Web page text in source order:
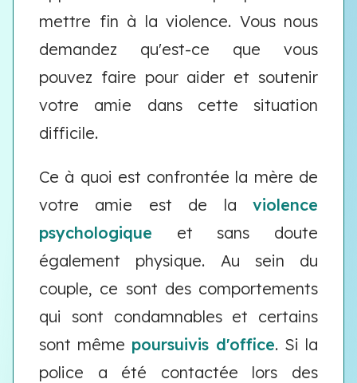
mettre fin à la violence. Vous nous
demandez qu'est-ce que vous
pouvez faire pour aider et soutenir
votre amie dans cette situation
difficile.
Ce à quoi est confrontée la mère de
votre amie est de la violence
psychologique et sans doute
également physique. Au sein du
couple, ce sont des comportements
qui sont condamnables et certains
sont même poursuivis d'office. Si la
police a été contactée lors des